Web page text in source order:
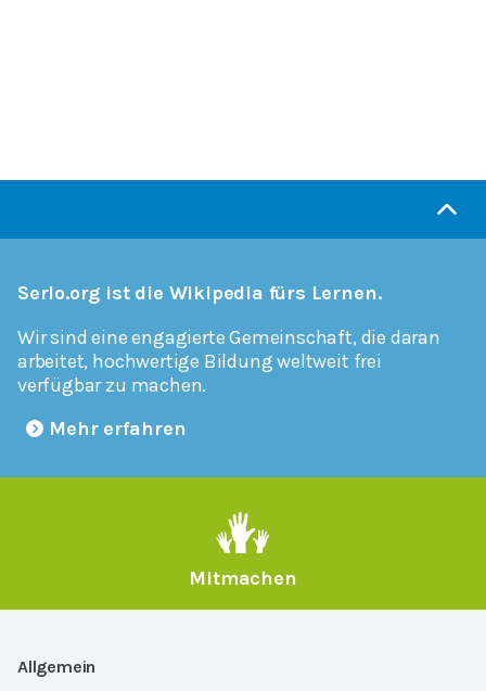
Serlo.org ist die Wikipedia fürs Lernen.
Wir sind eine engagierte Gemeinschaft, die daran
arbeitet, hochwertige Bildung weltweit frei
verfügbar zu machen.
Mehr erfahren
Mitmachen
Allgemein